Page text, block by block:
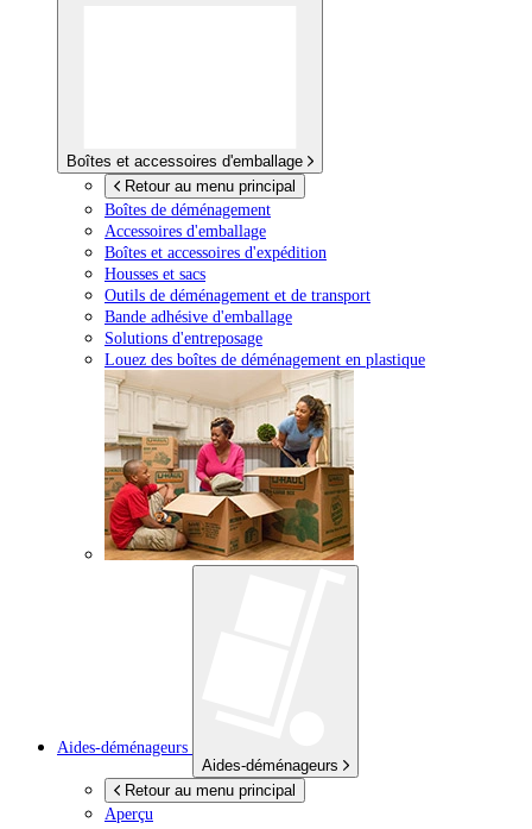
Boîtes et accessoires d'emballage
Retour au menu principal
Boîtes de déménagement
Accessoires d'emballage
Boîtes et accessoires d'expédition
Housses et sacs
Outils de déménagement et de transport
Bande adhésive d'emballage
Solutions d'entreposage
Louez des boîtes de déménagement en plastique
Aides-déménageurs
Aides-déménageurs
Retour au menu principal
Aperçu